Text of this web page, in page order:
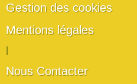
Gestion des cookies
Mentions légales
Nous Contacter